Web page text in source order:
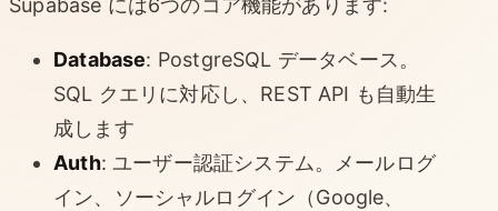
Supabase には6つのコア機能があります:
Database: PostgreSQL データベース。
SQL クエリに対応し、REST API も自動生
成します
Auth: ユーザー認証システム。メールログ
イン、ソーシャルログイン（Google、